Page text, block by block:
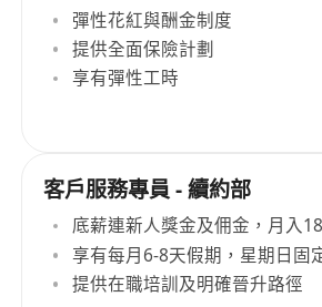
彈性花紅與酬金制度
提供全面保險計劃
享有彈性工時
客戶服務專員 - 續約部
底薪連新人獎金及佣金，月入
享有每月6-8天假期，星期日固
提供在職培訓及明確晉升路徑